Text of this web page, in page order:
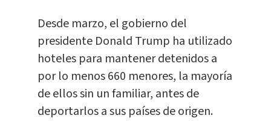
Desde marzo, el gobierno del
presidente Donald Trump ha utilizado
hoteles para mantener detenidos a
por lo menos 660 menores, la mayoría
de ellos sin un familiar, antes de
deportarlos a sus países de origen.